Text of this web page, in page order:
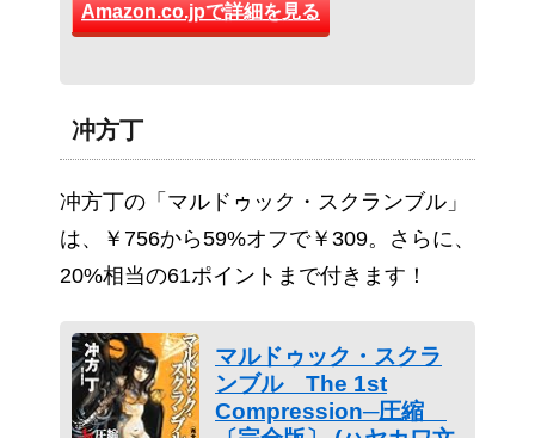
Amazon.co.jpで詳細を見る
冲方丁
冲方丁の「マルドゥック・スクランブル」
は、￥756から59%オフで￥309。さらに、
20%相当の61ポイントまで付きます！
マルドゥック・スクラ
ンブル The 1st
Compression─圧縮